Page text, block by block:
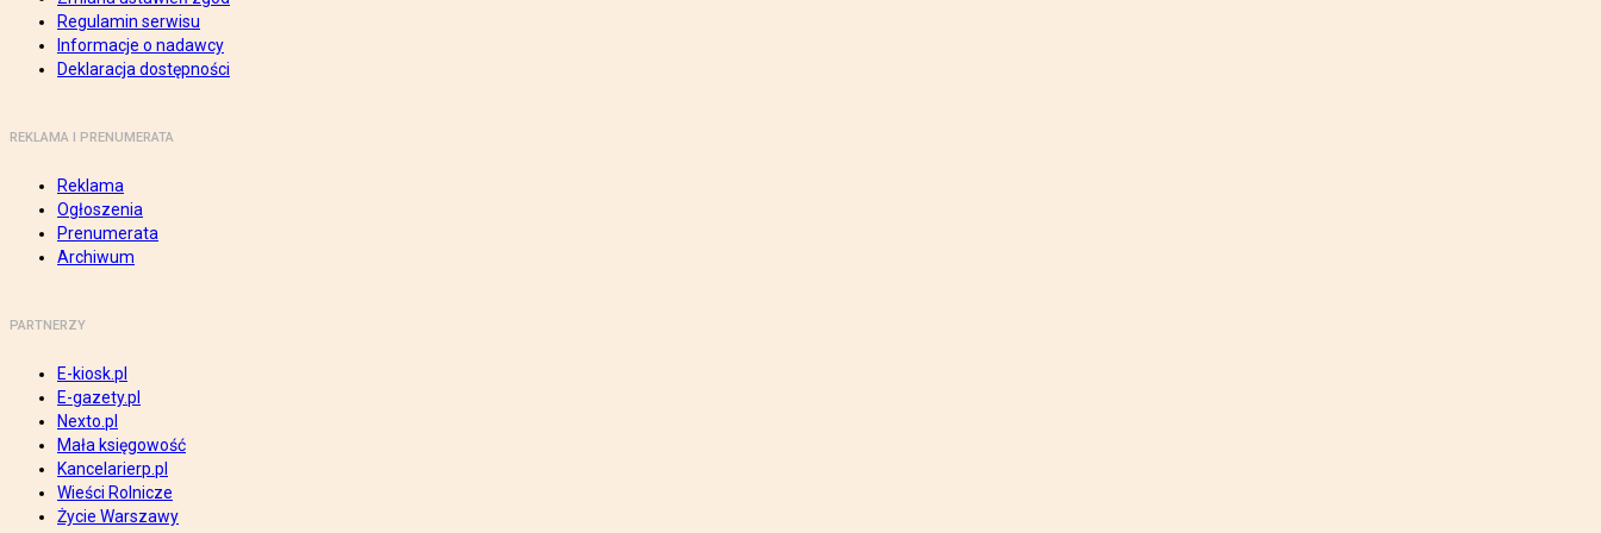
Regulamin serwisu
Informacje o nadawcy
Deklaracja dostępności
REKLAMA I PRENUMERATA
Reklama
Ogłoszenia
Prenumerata
Archiwum
PARTNERZY
E-kiosk.pl
E-gazety.pl
Nexto.pl
Mała księgowość
Kancelarierp.pl
Wieści Rolnicze
Życie Warszawy